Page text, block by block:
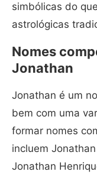
simbólicas do
astrológicas
Nomes
Jonathan
Jonathan é um
bem com uma
formar nomes
incluem
Jonathan